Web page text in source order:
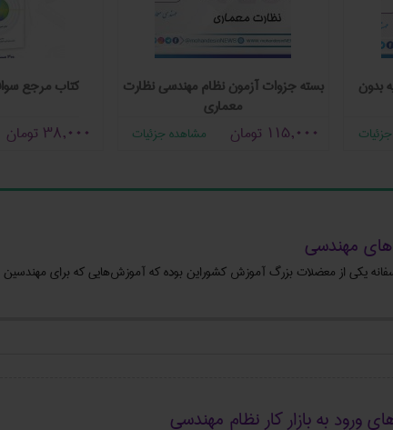
بسته جزوات آزمون نظام مهندسی
115,000 مشاهده جزئیات
اصول طراحی منابع تغذیه بدون
رایگان مشاهده جزئیات
های مهندسی
یکی از معضلات بزرگ آموزش کشوراین بوده که آموزش‌هایی که برای مهندسین
ورود به بازار کار نظام مهندسی